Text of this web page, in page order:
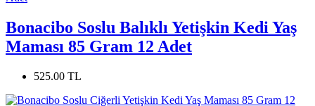
Bonacibo Soslu Balıklı Yetişkin Kedi Yaş
Maması 85 Gram 12 Adet
525.00 TL